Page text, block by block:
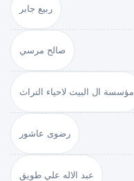
ربيع جابر
صالح مرسي
مؤسسة ال البيت لاحياء التراث
رضوى عاشور
عبد الاله علي طويق